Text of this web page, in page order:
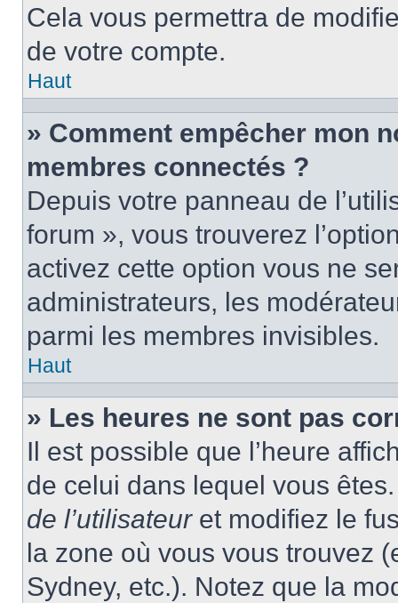
Cela vous permettra de
de votre compte.
Haut
» Comment empêcher mon
membres connectés ?
Depuis votre panneau de
forum », vous trouverez
activez cette option vous ne
administrateurs, les
parmi les membres invisibles.
Haut
» Les heures ne sont pas
Il est possible que l’heure
de celui dans lequel vous
de l’utilisateuret modifiez le
la zone où vous vous trouvez
Sydney, etc.). Notez que la